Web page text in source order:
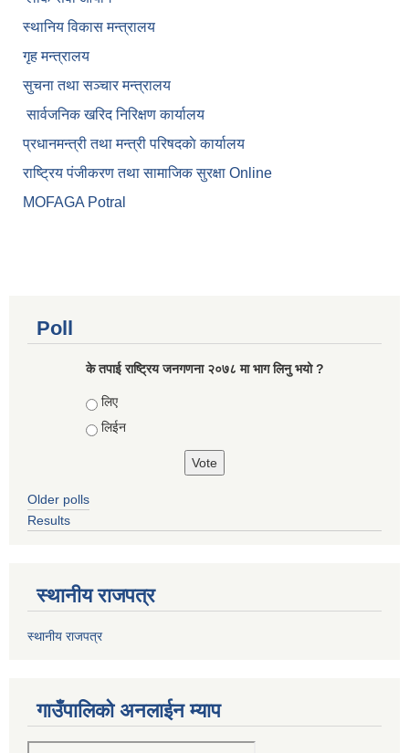
स्थानिय विकास मन्त्रालय
गृह मन्त्रालय
सुचना तथा सञ्चार मन्त्रालय
सार्वजनिक खरिद निरिक्षण कार्यालय
प्रधानमन्त्री तथा मन्त्री परिषदकाे कार्यालय
राष्ट्रिय पंजीकरण तथा सामाजिक सुरक्षा Online
MOFAGA Potral
Poll
के तपाई राष्ट्रिय जनगणना २०७८ मा भाग लिनु भयो ?
Choices
लिए
लिईन
Older polls
Results
स्थानीय राजपत्र
स्थानीय राजपत्र
गाउँपालिको अनलाईन म्याप